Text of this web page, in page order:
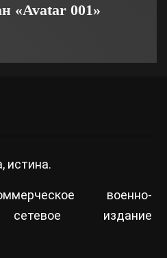
«Avatar 001»
истина.
военно-
сетевое издание